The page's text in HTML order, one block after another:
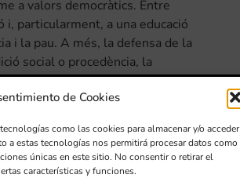
de Cookies
como las cookies para almacenar y/o acceder
estas tecnologías nos permitirá procesar datos como
únicas en este sitio. No consentir o retirar el
características y funciones.
a valors democràtics. Entre
particularment, a una educació
i la pau. A més, la defensa de la
social o procedència, la
de les persones en la
internacional, la tolerància i
establits per les lleis.